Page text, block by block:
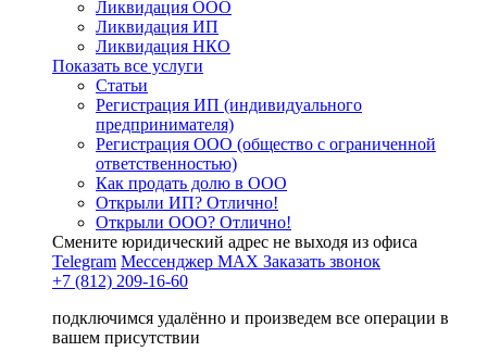
Ликвидация ООО
Ликвидация ИП
Ликвидация НКО
Показать все услуги
Статьи
Регистрация ИП (индивидуального
предпринимателя)
Регистрация ООО (общество с ограниченной
ответственностью)
Как продать долю в ООО
Открыли ИП? Отлично!
Открыли ООО? Отлично!
Смените юридический адрес не выходя из офиса
Telegram Мессенджер MAX Заказать звонок
+7 (812) 209-16-60
подключимся удалённо и произведем все операции в
вашем присутствии